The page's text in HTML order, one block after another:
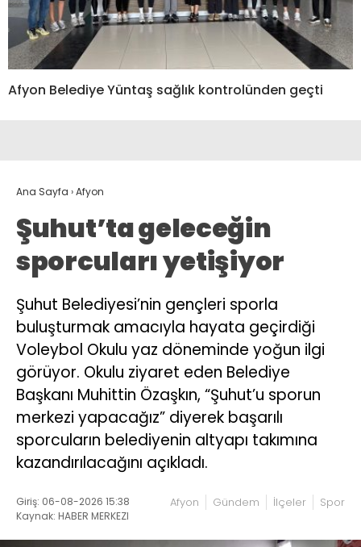
Afyon Belediye Yüntaş sağlık kontrolünden geçti
Ana Sayfa ›Afyon
Şuhut’ta geleceğin
sporcuları yetişiyor
Şuhut Belediyesi’nin gençleri sporla
buluşturmak amacıyla hayata geçirdiği
Voleybol Okulu yaz döneminde yoğun ilgi
görüyor. Okulu ziyaret eden Belediye
Başkanı Muhittin Özaşkın, “Şuhut’u sporun
merkezi yapacağız” diyerek başarılı
sporcuların belediyenin altyapı takımına
kazandırılacağını açıkladı.
Giriş: 06-08-2026 15:38
Kaynak: HABER MERKEZI
Afyon Gündem İlçeler Spor